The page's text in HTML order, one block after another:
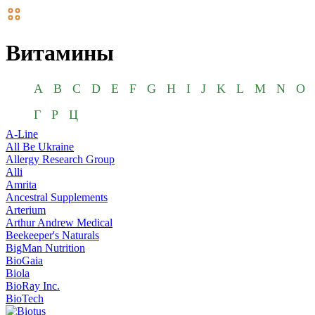
Витамины
A B C D E F G H I J K L M N O
Г
Р Ц
A-Line
All Be Ukraine
Allergy Research Group
Alli
Amrita
Ancestral Supplements
Arterium
Arthur Andrew Medical
Beekeeper's Naturals
BigMan Nutrition
BioGaia
Biola
BioRay Inc.
BioTech